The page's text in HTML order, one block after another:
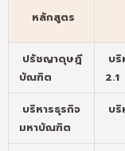
หลักสูตร
ปรัชญาดุษฎี
บัณฑิต
บ
2.1
บริหารธุรกิจ
มหาบัณฑิต
บริ